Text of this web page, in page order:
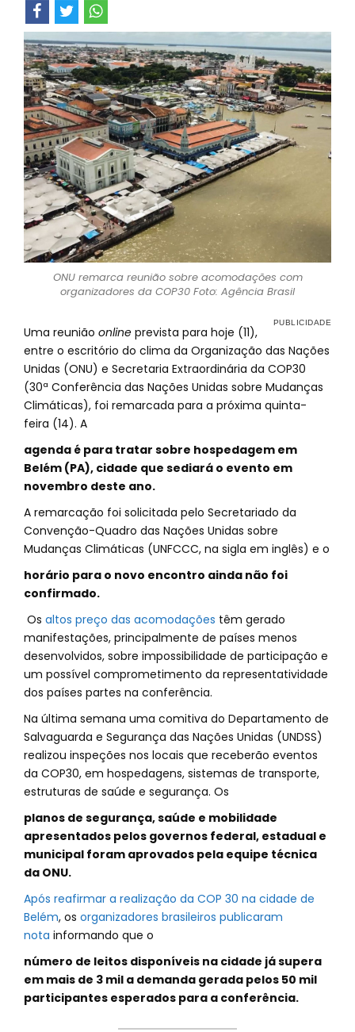
ONU remarca reunião sobre acomodações com
organizadores da COP30 Foto: Agência Brasil
Uma reunião online prevista para hoje (11),
entre o escritório do clima da Organização das Nações
Unidas (ONU) e Secretaria Extraordinária da COP30
(30ª Conferência das Nações Unidas sobre Mudanças
Climáticas), foi remarcada para a próxima quinta-
feira (14). A
agenda é para tratar sobre hospedagem em
Belém (PA), cidade que sediará o evento em
novembro deste ano.
A remarcação foi solicitada pelo Secretariado da
Convenção-Quadro das Nações Unidas sobre
Mudanças Climáticas (UNFCCC, na sigla em inglês) e o
horário para o novo encontro ainda não foi
confirmado.
Os altos preço das acomodações têm gerado
manifestações, principalmente de países menos
desenvolvidos, sobre impossibilidade de participação e
um possível comprometimento da representatividade
dos países partes na conferência.
Na última semana uma comitiva do Departamento de
Salvaguarda e Segurança das Nações Unidas (UNDSS)
realizou inspeções nos locais que receberão eventos
da COP30, em hospedagens, sistemas de transporte,
estruturas de saúde e segurança. Os
planos de segurança, saúde e mobilidade
apresentados pelos governos federal, estadual e
municipal foram aprovados pela equipe técnica
da ONU.
Após reafirmar a realização da COP 30 na cidade de
Belém, os organizadores brasileiros publicaram
nota informando que o
número de leitos disponíveis na cidade já supera
em mais de 3 mil a demanda gerada pelos 50 mil
participantes esperados para a conferência.